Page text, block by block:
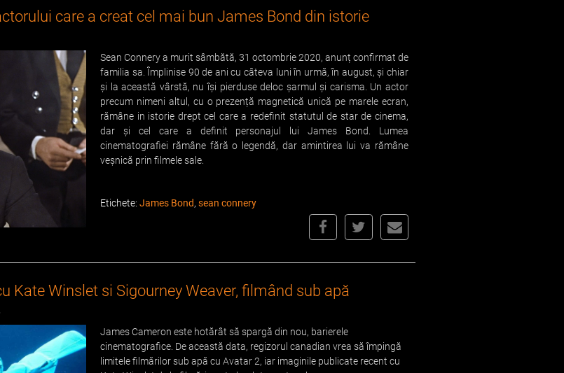
care a creat cel mai bun James Bond din istorie
Sean Connery a murit sâmbătă, 31 octombrie 2020, anunț confirmat de
familia sa. Împlinise 90 de ani cu câteva luni în urmă, în august, și chiar
și la această vârstă, nu își pierduse deloc șarmul și carisma. Un actor
precum nimeni altul, cu o prezență magnetică unică pe marele ecran,
rămâne in istorie drept cel care a redefinit statutul de star de cinema,
dar și cel care a definit personajul lui James Bond. Lumea
cinematografiei rămâne fără o legendă, dar amintirea lui va rămâne
veșnică prin filmele sale.
Etichete: James Bond, sean connery
Kate Winslet si Sigourney Weaver, filmând sub apă
James Cameron este hotărât să spargă din nou, barierele
cinematografice. De această data, regizorul canadian vrea să împingă
limitele filmărilor sub apă cu Avatar 2, iar imaginile publicate recent cu